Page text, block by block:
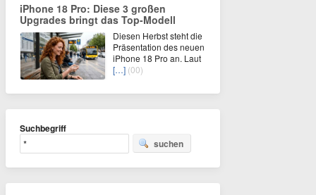
iPhone 18 Pro: Diese 3 großen
Upgrades bringt das Top-Modell
Diesen Herbst steht die
Präsentation des neuen
iPhone 18 Pro an. Laut
[…] (00)
Suchbegriff
suchen